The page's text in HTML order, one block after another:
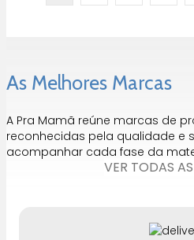
As Melhores Marcas
A Pra Mamã reúne marcas de
reconhecidas pela qualidade e
acompanhar cada fase da
VER TODAS